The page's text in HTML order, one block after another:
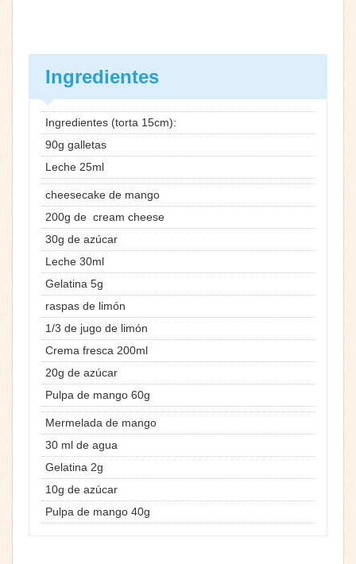
Ingredientes
Ingredientes (torta 15cm):
90g galletas
Leche 25ml
cheesecake de mango
200g de cream cheese
30g de azúcar
Leche 30ml
Gelatina 5g
raspas de limón
1/3 de jugo de limón
Crema fresca 200ml
20g de azúcar
Pulpa de mango 60g
Mermelada de mango
30 ml de agua
Gelatina 2g
10g de azúcar
Pulpa de mango 40g